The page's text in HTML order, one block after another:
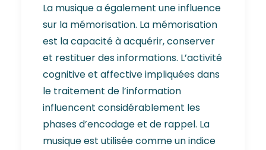
La musique a également une influence
sur la mémorisation. La mémorisation
est la capacité à acquérir, conserver
et restituer des informations. L’activité
cognitive et affective impliquées dans
le traitement de l’information
influencent considérablement les
phases d’encodage et de rappel. La
musique est utilisée comme un indice